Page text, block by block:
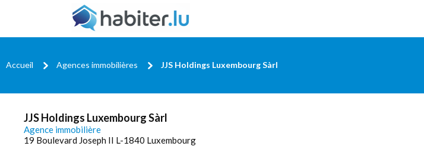
Accueil Agences immobilières JJS Holdings Luxembourg Sàrl
JJS Holdings Luxembourg Sàrl
Agence immobilière
19 Boulevard Joseph II L-1840 Luxembourg